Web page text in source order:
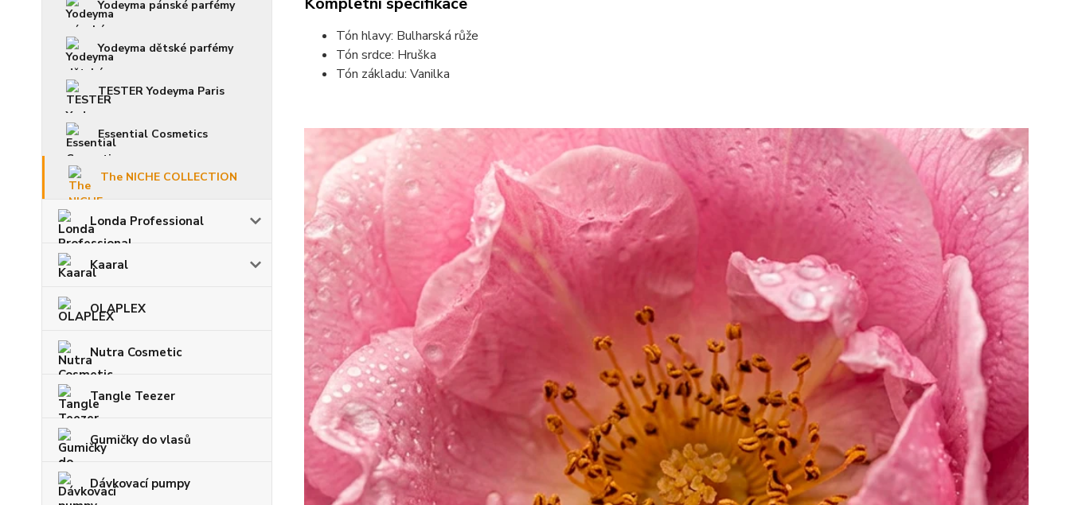
Yodeyma pánské parfémy
Yodeyma dětské parfémy
TESTER Yodeyma Paris
Essential Cosmetics
The NICHE COLLECTION
Londa Professional
Kaaral
OLAPLEX
Nutra Cosmetic
Tangle Teezer
Gumičky do vlasů
Dávkovací pumpy
Tón hlavy: Bulharská růže
Tón srdce: Hruška
Tón základu: Vanilka